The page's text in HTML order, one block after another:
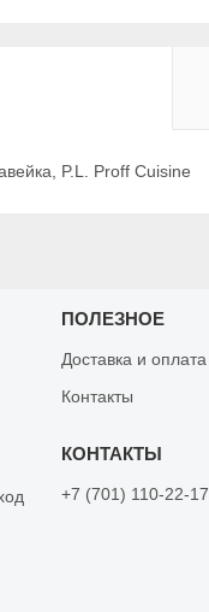
P.L. Proff Cuisine
ПОЛЕЗНОЕ
Доставка и оплата
Контакты
+7 (701) 110-22-17